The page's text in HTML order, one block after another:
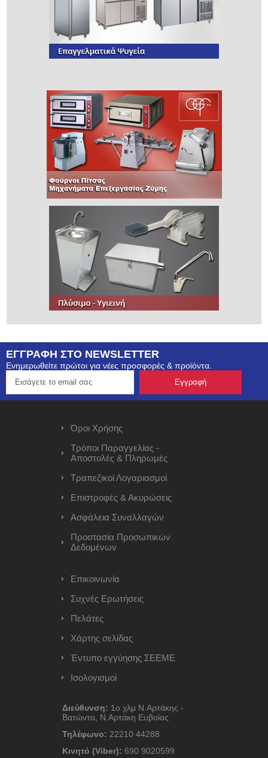
ΕΓΓΡΑΦΗ ΣΤΟ NEWSLETTER
Ενημερωθείτε πρώτοι για νέες προσφορές & προϊόντα.
Όροι Χρήσης
Τρόποι Παραγγελίας -
Αποστολές & Πληρωμές
Τραπεζικοί Λογαριασμοί
Επιστροφές & Ακυρώσεις
Ασφάλεια Συναλλαγών
Προστασία Προσωπικών
Δεδομένων
Επικοινωνία
Συχνές Ερωτήσεις
Πελάτες
Χάρτης σελίδας
Έντυπο εγγύησης ΣΕΕΜΕ
Ισολογισμοί
Διεύθυνση: 1ο χλμ Ν.Αρτάκης -
Βατώντα, Ν.Αρτάκη Ευβοίας
Τηλέφωνο: 22210 44288
Κινητό (Viber): 690 9020599